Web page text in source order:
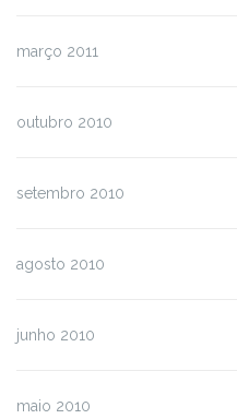
março 2011
outubro 2010
setembro 2010
agosto 2010
junho 2010
maio 2010